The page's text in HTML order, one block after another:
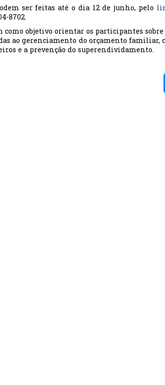
ser feitas até o dia 12 de junho, pelo
8702.
objetivo orientar os participantes
ao gerenciamento do orçamento familiar,
e a prevenção do superendividamento.